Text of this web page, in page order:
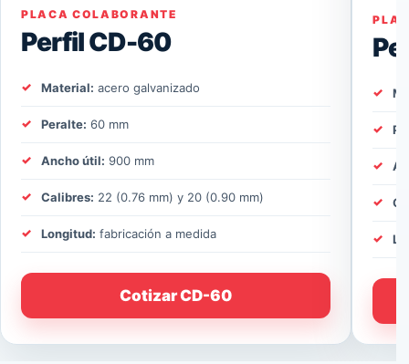
PLACA COLABORANTE
Perfil CD-60
Material: acero galvanizado
Peralte: 60 mm
Ancho útil: 900 mm
Calibres: 22 (0.76 mm) y 20 (0.90 mm)
Longitud: fabricación a medida
Cotizar CD-60